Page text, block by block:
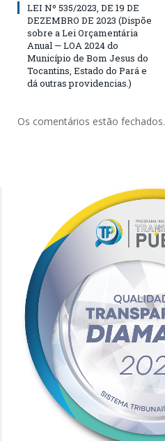
LEI Nº 535/2023, DE 19 DE
DEZEMBRO DE 2023 (Dispõe
sobre a Lei Orçamentária
Anual — LOA 2024 do
Município de Bom Jesus do
Tocantins, Estado do Pará e
dá outras providencias.)
Os comentários estão fechados.